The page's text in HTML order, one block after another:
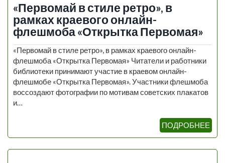
«Первомай в стиле ретро», в
рамках краевого онлайн-
флешмоба «Открытка Первомая»
«Первомай в стиле ретро», в рамках краевого онлайн-
флешмоба «Открытка Первомая» Читатели и работники
библиотеки принимают участие в краевом онлайн-
флешмобе «Открытка Первомая». Участники флешмоба
воссоздают фотографии по мотивам советских плакатов
и…
ПОДРОБНЕЕ